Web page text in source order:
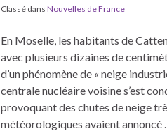
Classé dans Nouvelles de France
En Moselle, les habitants de
avec plusieurs dizaines de
d’un phénomène de « neige
centrale nucléaire voisine s’est
provoquant des chutes de neige
météorologiques avaient annoncé